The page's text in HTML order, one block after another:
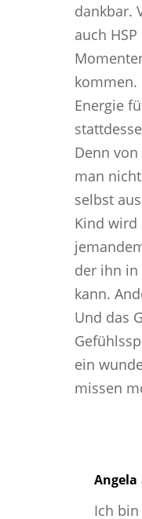
dankbar.
auch
kommen.
Energie
Denn
man
selbst
Kind wird
der ihn in
kann.
Und das
ein
missen
Angela
Ich